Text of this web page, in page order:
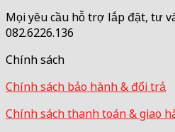
Mọi yêu cầu hỗ trợ lắp đặt, tư
082.6226.136
Chính sách
Chính sách bảo hành & đổi trả
Chính sách thanh toán & giao